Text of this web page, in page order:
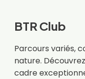
BTR Club
Parcours variés,
nature.
cadre